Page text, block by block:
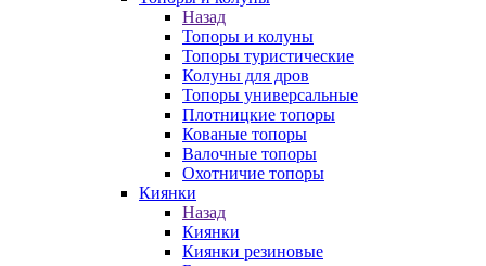
Назад
Топоры и колуны
Топоры туристические
Колуны для дров
Топоры универсальные
Плотницкие топоры
Кованые топоры
Валочные топоры
Охотничие топоры
Киянки
Назад
Киянки
Киянки резиновые